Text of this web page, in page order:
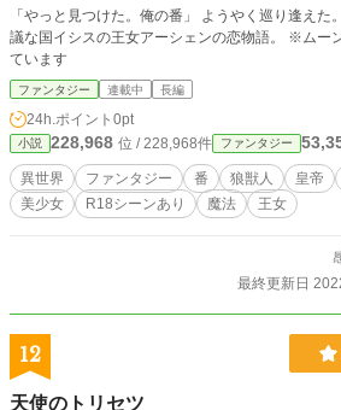
「やっと見つけた。俺の番」 ようやく巡り逢えた。 狼皇太子のレイドと、不思
議な国イシスの王女アーシェンの恋物語。 ※ムーンライトノベルズでも掲載し
ています
ファンタジー 連載中 長編
24h.ポイント 0pt
小説 228,968 位 / 228,968件 ファンタジー
異世界 ファンタジー 番 狼獣人 皇帝
美少女
R18シーンあり 魔法 王女
最終更新日
12
天使のトリセツ